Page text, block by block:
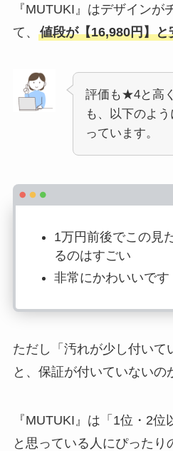
『MUTUKI』はデザインが
て、 値段が【16,980円】と
評価も★4と高
も、以下のよ
っています。
1万円前後でこの見
るのはすごい
非常にかわいいです
ただし「汚れが少し付いて
と、保証が付いていないの
『MUTUKI』は 「1位・2位
と思っている人 にぴったり